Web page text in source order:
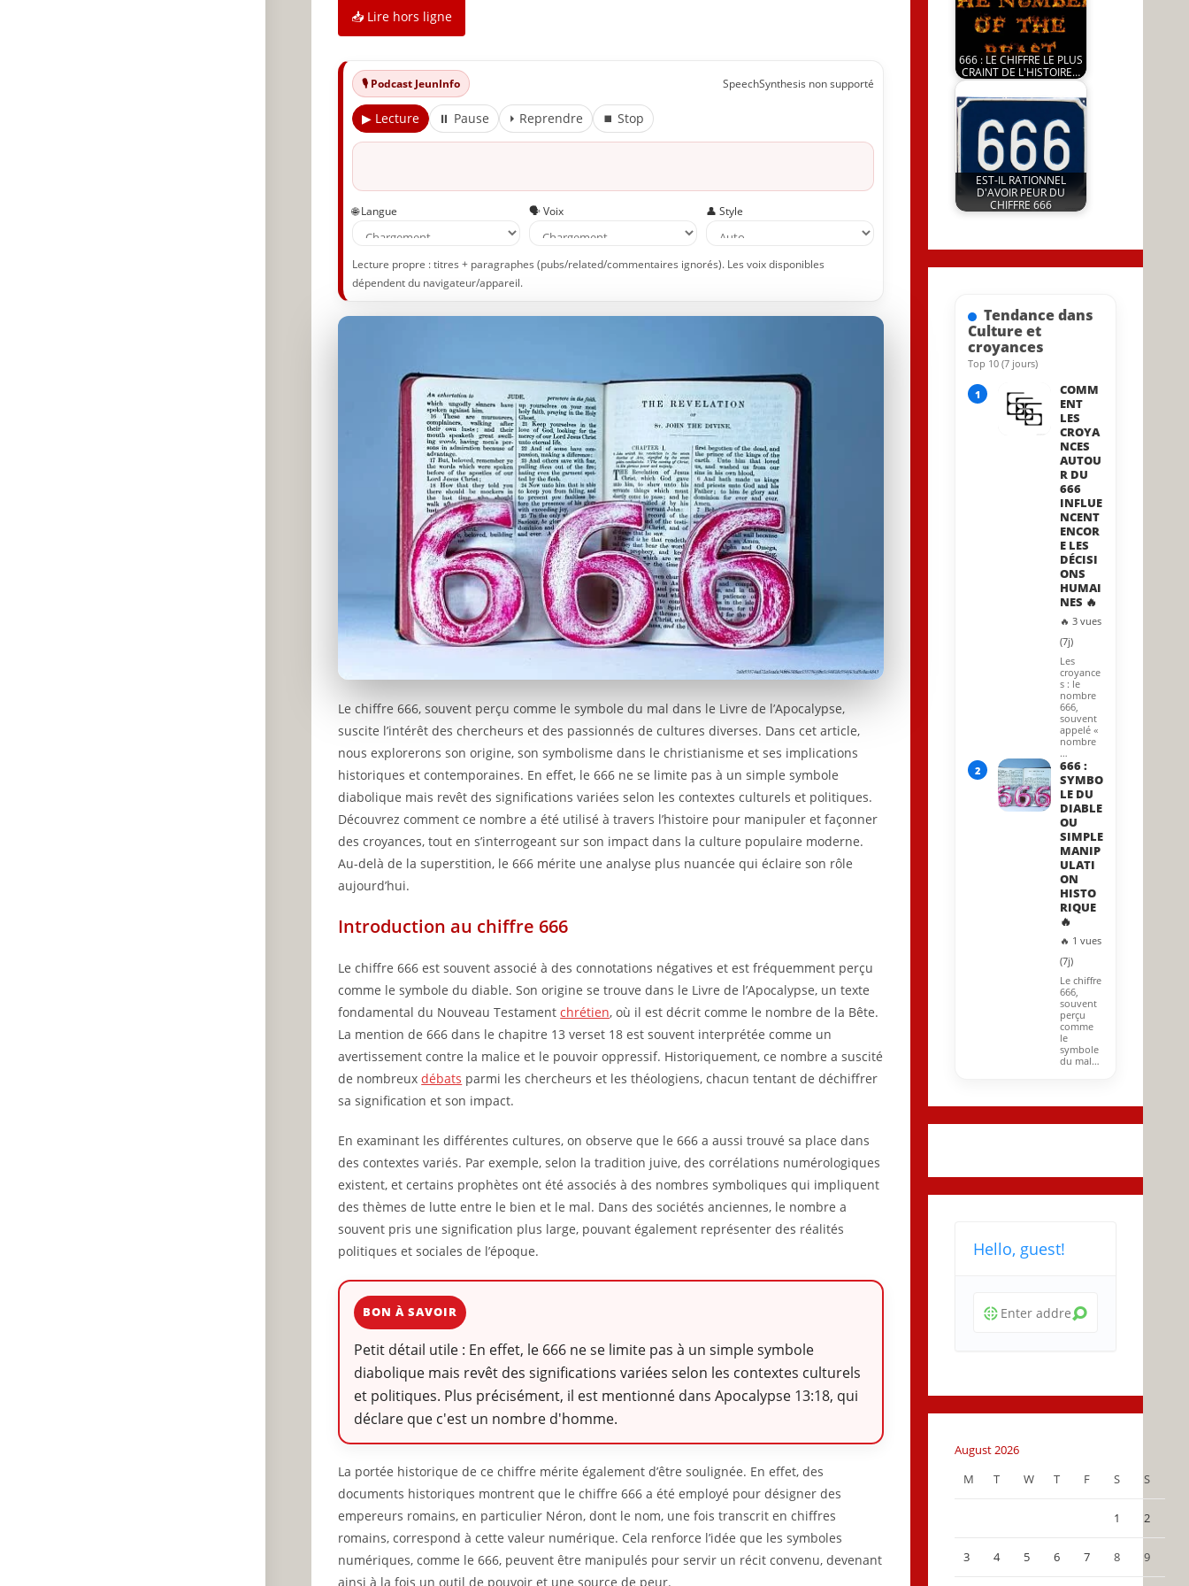
📥 Lire hors ligne
🎙️ Podcast JeunInfo SpeechSynthesis non supporté
▶ Lecture ⏸ Pause ⏵ Reprendre ⏹ Stop
🌐 Langue 🗣️ Voix 👤 Style
Lecture propre : titres + paragraphes (pubs/related/commentaires ignorés). Les voix disponibles
dépendent du navigateur/appareil.
Le chiffre 666, souvent perçu comme le symbole du mal dans le Livre de l’Apocalypse,
suscite l’intérêt des chercheurs et des passionnés de cultures diverses. Dans cet article,
nous explorerons son origine, son symbolisme dans le christianisme et ses implications
historiques et contemporaines. En effet, le 666 ne se limite pas à un simple symbole
diabolique mais revêt des significations variées selon les contextes culturels et politiques.
Découvrez comment ce nombre a été utilisé à travers l’histoire pour manipuler et façonner
des croyances, tout en s’interrogeant sur son impact dans la culture populaire moderne.
Au-delà de la superstition, le 666 mérite une analyse plus nuancée qui éclaire son rôle
aujourd’hui.
Introduction au chiffre 666
Le chiffre 666 est souvent associé à des connotations négatives et est fréquemment perçu
comme le symbole du diable. Son origine se trouve dans le Livre de l’Apocalypse, un texte
fondamental du Nouveau Testamentchrétien, où il est décrit comme le nombre de la Bête.
La mention de 666 dans le chapitre 13 verset 18 est souvent interprétée comme un
avertissement contre la malice et le pouvoir oppressif. Historiquement, ce nombre a suscité
de nombreuxdébats parmi les chercheurs et les théologiens, chacun tentant de déchiffrer
sa signification et son impact.
En examinant les différentes cultures, on observe que le 666 a aussi trouvé sa place dans
des contextes variés. Par exemple, selon la tradition juive, des corrélations numérologiques
existent, et certains prophètes ont été associés à des nombres symboliques qui impliquent
des thèmes de lutte entre le bien et le mal. Dans des sociétés anciennes, le nombre a
souvent pris une signification plus large, pouvant également représenter des réalités
politiques et sociales de l’époque.
BON À SAVOIR
Petit détail utile : En effet, le 666 ne se limite pas à un simple symbole
diabolique mais revêt des significations variées selon les contextes culturels
et politiques. Plus précisément, il est mentionné dans Apocalypse 13:18, qui
déclare que c'est un nombre d'homme.
La portée historique de ce chiffre mérite également d’être soulignée. En effet, des
documents historiques montrent que le chiffre 666 a été employé pour désigner des
empereurs romains, en particulier Néron, dont le nom, une fois transcrit en chiffres
romains, correspond à cette valeur numérique. Cela renforce l’idée que les symboles
numériques, comme le 666, peuvent être manipulés pour servir un récit convenu, devenant
ainsi à la fois un outil de pouvoir et une source de peur.
14 May 2026
666 : LE CHIFFRE LE PLUS
CRAINT DE L'HISTOIRE…
by
JeunInfo.J.l.
EST-IL RATIONNEL
D'AVOIR PEUR DU
CHIFFRE 666
14 May 2026
Tendance dans
Culture et
croyances
Top 10 (7 jours)
1
COMM
ENT
LES
CROYA
NCES
AUTOU
R DU
666
INFLUE
NCENT
ENCOR
E LES
DÉCISI
ONS
HUMAI
NES 🔥
🔥 3 vues
(7j)
Les
croyance
s : le
nombre
666,
souvent
appelé «
nombre
…
2
666 :
SYMBO
LE DU
DIABLE
OU
SIMPLE
MANIP
ULATI
ON
HISTO
RIQUE
🔥
🔥 1 vues
(7j)
Le chiffre
666,
souvent
perçu
comme
le
symbole
du mal…
Hello, guest!
August 2026
M
T W T F S S
1 2
3 4 5 6 7 8 9